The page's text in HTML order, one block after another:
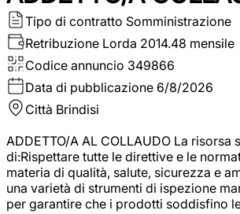
Tipo di contratto Somministrazione
Retribuzione Lorda 2014.48 mensile
Codice annuncio 349866
Data di pubblicazione 6/8/2026
Città Brindisi
ADDETTO/A AL COLLAUDO La risorsa
di:Rispettare tutte le direttive e le
materia di qualità, salute, sicurezza e
una varietà di strumenti di ispezione
per garantire che i prodotti soddisfino